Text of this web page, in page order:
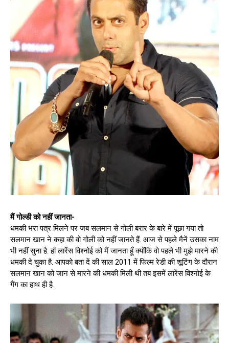
मैं गोल्डी को नहीं जानता-
धमकी भरा पत्र मिलने पर जब सलमान से गोली बरार के बारे में पूछा गया तो
सलमान खान ने कहा की वो गोली को नहीं जानते हैं. आज से पहले मैनें उसका नाम
भी नहीं सुना है. हाँ लारेंस विश्नोई को मैं जानता हूँ क्योंकि वो पहले भी मुझे मारने की
धमकी दे चुका है. आपको बता दें की साल 2011 में फिल्म रेडी की शूटिंग के दौरान
सलमान खान को जान से मारने की धमकी मिली थी तब इसमें लारेंस विश्नोई के
गैंग का हाथ ही है.